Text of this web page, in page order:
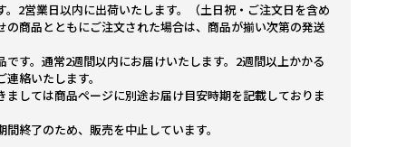
。2営業日以内に出荷いたします。（土日祝・ご注文日を含め
の商品とともにご注文された場合は、商品が揃い次第の発送
です。通常2週間以内にお届けいたします。2週間以上かかる
絡いたします。
ましては商品ページに別途お届け目安時期を記載しておりま
間終了のため、販売を中止しています。